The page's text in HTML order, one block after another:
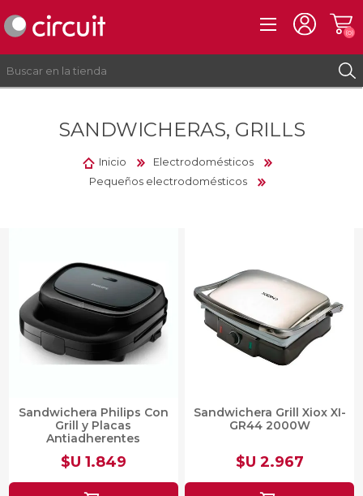
REGISTRO
INICIAR SESIÓN
(0)
SANDWICHERAS, GRILLS
Inicio
Electrodomésticos
Pequeños electrodomésticos
Sandwichera Philips Con
Grill y Placas
Antiadherentes
$U 1.849
Sandwichera Grill Xiox XI-
GR44 2000W
$U 2.967